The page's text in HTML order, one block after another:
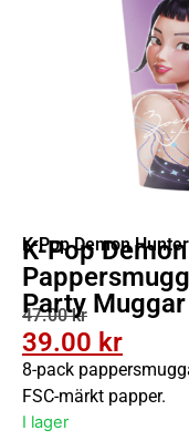
K-Pop Demon
K-Pop
Party Muggar
47.00kr
39.00 kr
8-pack
FSC-märkt papper.
I lager